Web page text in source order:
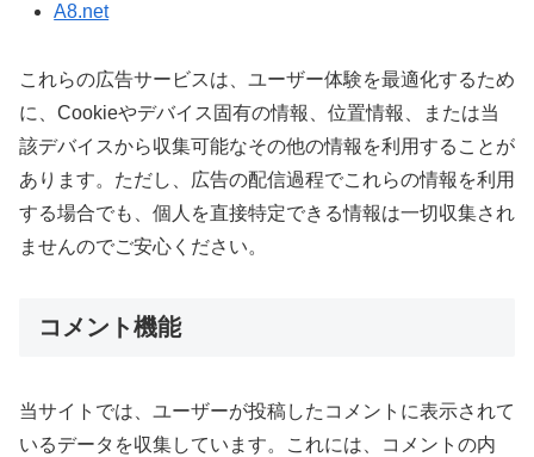
A8.net
これらの広告サービスは、ユーザー体験を最適化するため
に、Cookieやデバイス固有の情報、位置情報、または当
該デバイスから収集可能なその他の情報を利用することが
あります。ただし、広告の配信過程でこれらの情報を利用
する場合でも、個人を直接特定できる情報は一切収集され
ませんのでご安心ください。
コメント機能
当サイトでは、ユーザーが投稿したコメントに表示されて
いるデータを収集しています。これには、コメントの内